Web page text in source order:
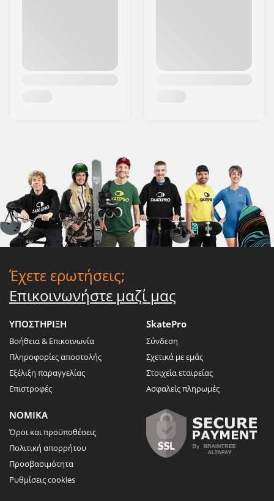
Έχετε ερωτήσεις;
Επικοινωνήστε μαζί μας
ΥΠΟΣΤΗΡΙΞΗ
Βοήθεια & Επικοινωνία
Πληροφορίες αποστολής
Εξέλιξη παραγγελίας
Επιστροφές
SkatePro
Σύνδεση
Σχετικά με εμάς
Στοιχεία εταιρείας
Ασφαλείς πληρωμές
ΝΟΜΙΚΑ
Όροι και προϋποθέσεις
Πολιτική απορρήτου
Προσβασιμότητα
Ρυθμίσεις cookies